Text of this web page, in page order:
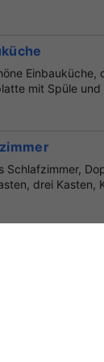
mit Spüle und
Schlafzimmer,
drei Kasten,
Hinweise zur
Mobile Version